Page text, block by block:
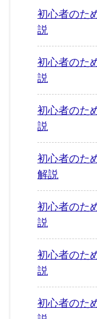
初心者の
説
初心者の
説
初心者の
説
初心者の
解説
初心者の
説
初心者の
説
初心者の